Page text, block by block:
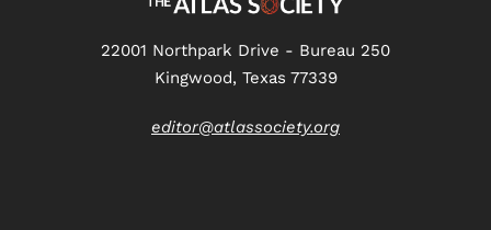
22001 Northpark Drive - Bureau 250
Kingwood, Texas 77339
editor@atlassociety.org